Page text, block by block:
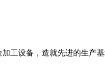
工设备，造就先进的生产